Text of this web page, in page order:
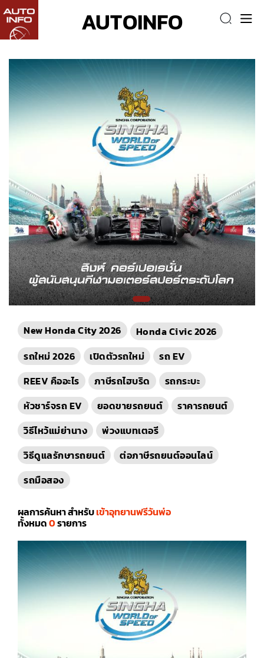
AUTOINFO
New Honda City 2026
Honda Civic 2026
รถใหม่ 2026
เปิดตัวรถใหม่
รถ EV
REEV คืออะไร
ภาษีรถไฮบริด
รถกระบะ
หัวชาร์จรถ EV
ยอดขายรถยนต์
ราคารถยนต์
วิธีไหว้แม่ย่านาง
พ่วงแบทเตอรี
วิธีดูแลรักษารถยนต์
ต่อภาษีรถยนต์ออนไลน์
รถมือสอง
ผลการค้นหา สำหรับเข้าอุทยานฟรีวันพ่อ
ทั้งหมด0รายการ